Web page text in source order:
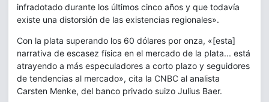
infradotado durante los últimos cinco años y que todavía
existe una distorsión de las existencias regionales».
Con la plata superando los 60 dólares por onza, «[esta]
narrativa de escasez física en el mercado de la plata... está
atrayendo a más especuladores a corto plazo y seguidores
de tendencias al mercado», cita la CNBC al analista
Carsten Menke, del banco privado suizo Julius Baer.